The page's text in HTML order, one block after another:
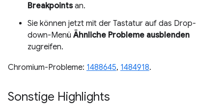
Breakpointsan.
Sie können jetzt mit der Tastatur auf das Drop-
down-Menü Ähnliche Probleme ausblenden
zugreifen.
Chromium-Probleme: 1488645, 1484918.
Sonstige Highlights